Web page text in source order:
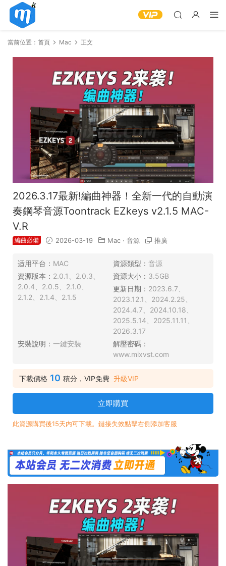
當前位置： 首頁 Mac 正文
2026.3.17最新!編曲神器！全新一代的自動演
奏鋼琴音源Toontrack EZkeys v2.1.5 MAC-
V.R
編曲必備 2026-03-19 Mac · 音源 推廣
适用平台： MAC 資源類型： 音源
資源版本： 2.0.1、2.0.3、
2.0.4、2.0.5、2.1.0、
2.1.2、2.1.4、2.1.5
資源大小： 3.5GB
更新日期： 2023.6.7、
2023.12.1、2024.2.25、
2024.4.7、2024.10.18、
2025.5.14、2025.11.11、
2026.3.17
安裝說明： 一鍵安裝
解壓密碼：
www.mixvst.com
下載價格 10 積分，VIP免費 升級VIP
立即購買
此資源購買後15天内可下載。鏈接失效點擊右側添加客服